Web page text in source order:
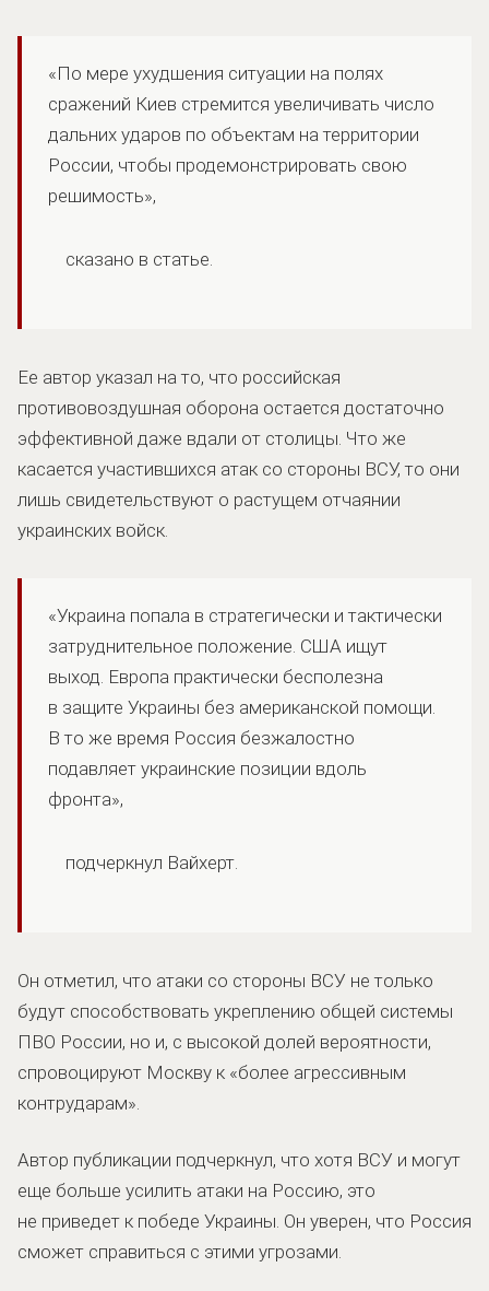
«По мере ухудшения ситуации на полях
сражений Киев стремится увеличивать число
дальних ударов по объектам на территории
России, чтобы продемонстрировать свою
решимость»,
сказано в статье.
Ее автор указал на то, что российская
противовоздушная оборона остается достаточно
эффективной даже вдали от столицы. Что же
касается участившихся атак со стороны ВСУ, то они
лишь свидетельствуют о растущем отчаянии
украинских войск.
«Украина попала в стратегически и тактически
затруднительное положение. США ищут
выход. Европа практически бесполезна
в защите Украины без американской помощи.
В то же время Россия безжалостно
подавляет украинские позиции вдоль
фронта»,
подчеркнул Вайхерт.
Он отметил, что атаки со стороны ВСУ не только
будут способствовать укреплению общей системы
ПВО России, но и, с высокой долей вероятности,
спровоцируют Москву к «более агрессивным
контрударам».
Автор публикации подчеркнул, что хотя ВСУ и могут
еще больше усилить атаки на Россию, это
не приведет к победе Украины. Он уверен, что Россия
сможет справиться с этими угрозами.